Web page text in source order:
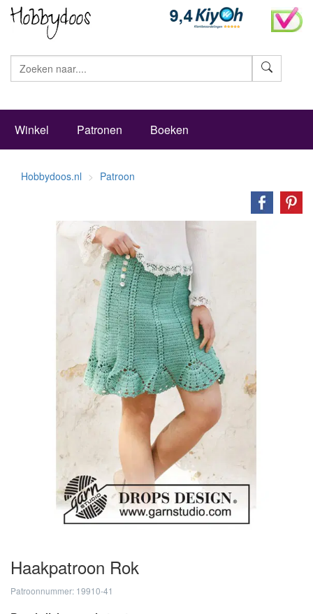
Winkel Patronen Boeken
Hobbydoos.nl Patroon
Haakpatroon Rok
Patroonnummer: 19910-41